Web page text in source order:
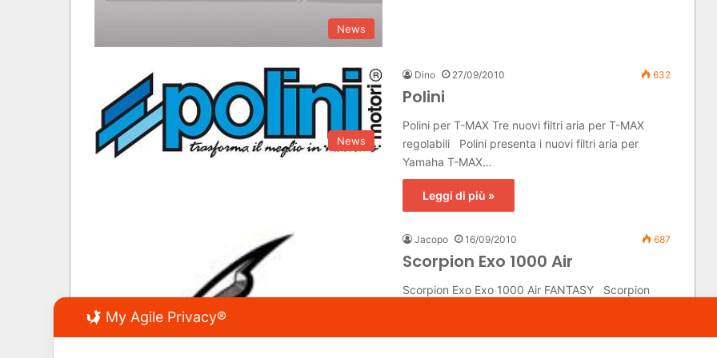
News
News
Dino 27/09/2010 632
Polini
Polini per T-MAX Tre nuovi filtri aria per T-MAX
regolabili Polini presenta i nuovi filtri aria per
Yamaha T-MAX…
Leggi di più »
Jacopo 16/09/2010 687
Scorpion Exo 1000 Air
Scorpion Exo Exo 1000 Air FANTASY Scorpion
My Agile Privacy®